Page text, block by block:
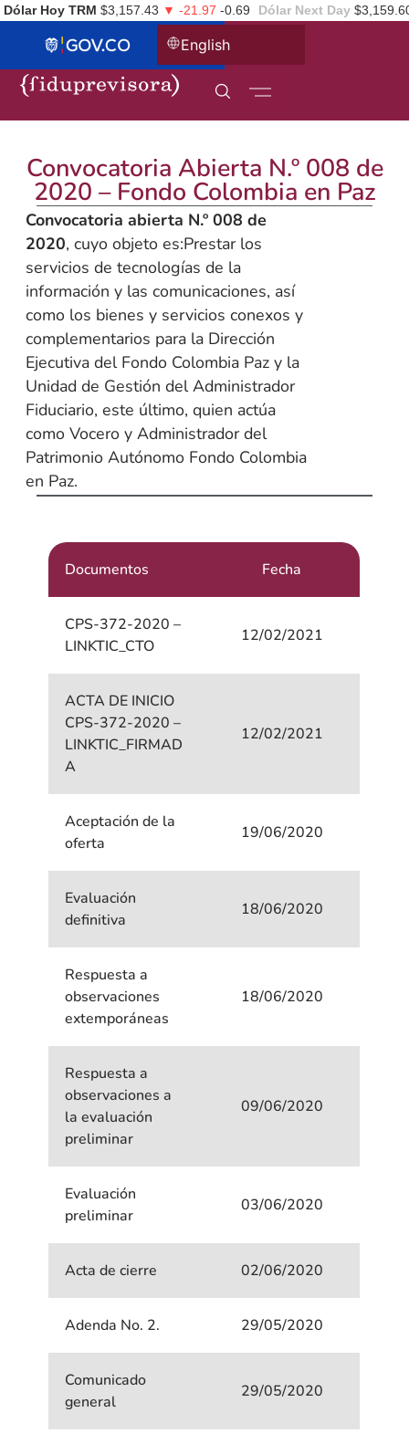
Dólar Hoy TRM $3,157.43 ▼ -21.97 -0.69 Dólar Next Day
English
Convocatoria Abierta N.º 008 de
2020 – Fondo Colombia en Paz
Convocatoria abierta N.º 008 de
2020, cuyo objeto es:Prestar los
servicios de tecnologías de la
información y las comunicaciones, así
como los bienes y servicios conexos y
complementarios para la Dirección
Ejecutiva del Fondo Colombia Paz y la
Unidad de Gestión del Administrador
Fiduciario, este último, quien actúa
como Vocero y Administrador del
Patrimonio Autónomo Fondo Colombia
en Paz.
Documentos Fecha
CPS-372-2020 –
LINKTIC_CTO
12/02/2021
ACTA DE INICIO
CPS-372-2020 –
LINKTIC_FIRMAD
A
12/02/2021
Aceptación de la
oferta
19/06/2020
Evaluación
definitiva
18/06/2020
Respuesta a
observaciones
extemporáneas
18/06/2020
Respuesta a
observaciones a
la evaluación
preliminar
09/06/2020
Evaluación
preliminar
03/06/2020
Acta de cierre 02/06/2020
Adenda No. 2. 29/05/2020
Comunicado
general
29/05/2020